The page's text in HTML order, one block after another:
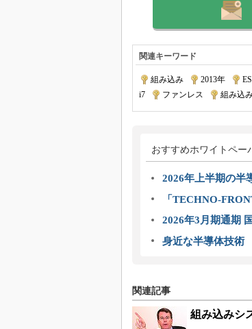
関連キーワード
組み込み 2013年
i7
ファンレス 組み込
おすすめホワイトペー
2026年上半期の
「TECHNO-
2026年3月期通期
身近な半導体技術
関連記事
組み込みシ